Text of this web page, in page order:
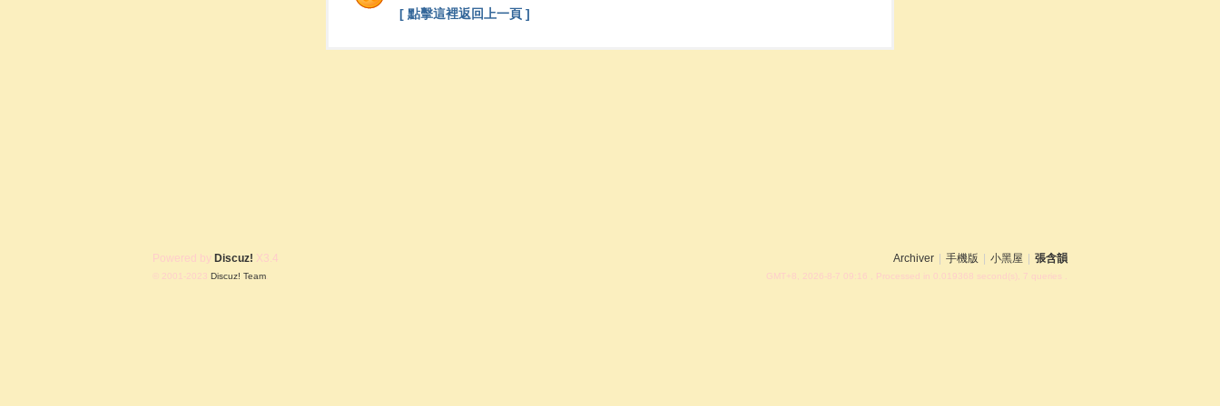
[ 點擊這裡返回上一頁 ]
Archiver 手機版 小黑屋 張含韻
GMT+8, 2026-8-7 09:16 , Processed in 0.019368 second(s), 7 queries .
Powered by Discuz! X3.4
© 2001-2023 Discuz! Team